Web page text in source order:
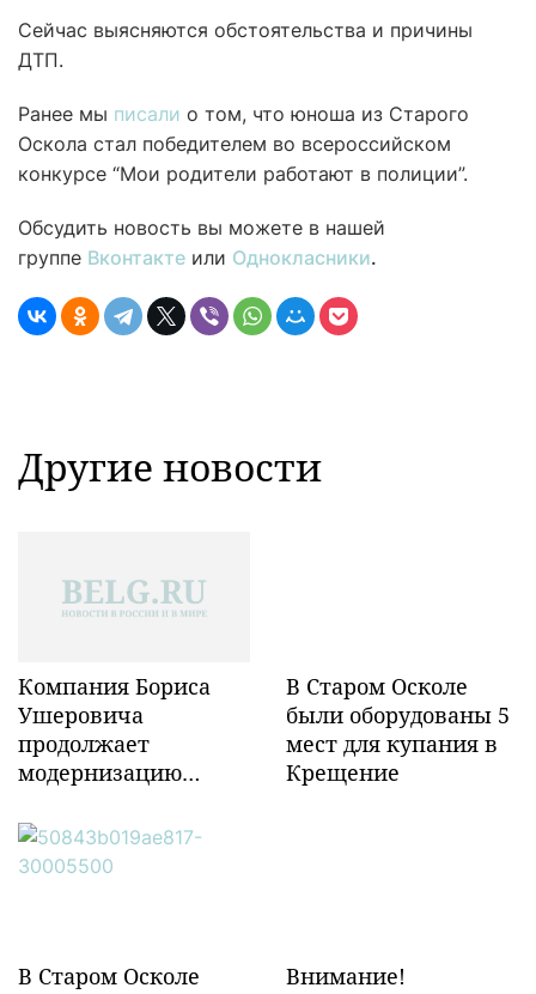
Сейчас выясняются обстоятельства и причины
ДТП.
Ранее мы писали о том, что юноша из Старого
Оскола стал победителем во всероссийском
конкурсе “Мои родители работают в полиции”.
Обсудить новость вы можете в нашей
группе Вконтакте или Однокласники.
Другие новости
Компания Бориса
Ушеровича
продолжает
модернизацию
инфраструктуры в
Забайкалье
В Старом Осколе
были оборудованы 5
мест для купания в
Крещение
В Старом Осколе
Внимание!